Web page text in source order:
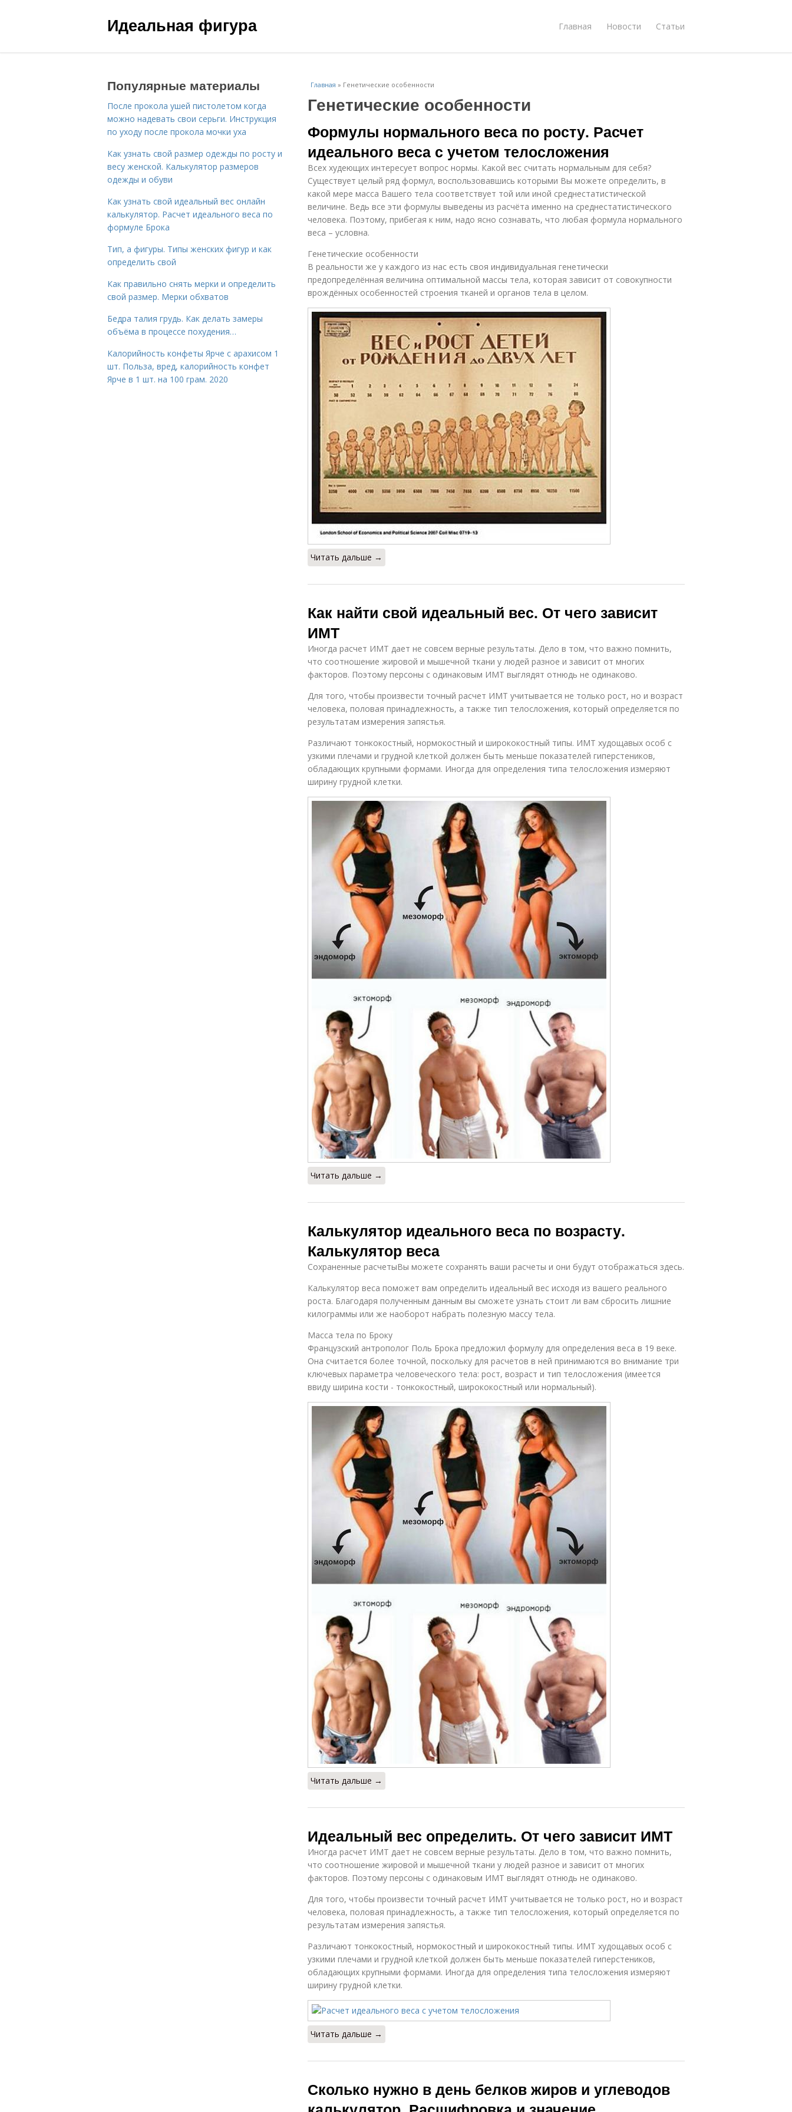
Идеальная фигура Главная Новости Статьи
Главная » Генетические особенности
Генетические особенности
Формулы нормального веса по росту. Расчет
идеального веса с учетом телосложения
Всех худеющих интересует вопрос нормы. Какой вес считать нормальным для себя?
Существует целый ряд формул, воспользовавшись которыми Вы можете определить, в
какой мере масса Вашего тела соответствует той или иной среднестатистической
величине. Ведь все эти формулы выведены из расчёта именно на среднестатистического
человека. Поэтому, прибегая к ним, надо ясно сознавать, что любая формула нормального
веса – условна.
Генетические особенности
В реальности же у каждого из нас есть своя индивидуальная генетически
предопределённая величина оптимальной массы тела, которая зависит от совокупности
врождённых особенностей строения тканей и органов тела в целом.
Читать дальше →
Как найти свой идеальный вес. От чего зависит
ИМТ
Иногда расчет ИМТ дает не совсем верные результаты. Дело в том, что важно помнить,
что соотношение жировой и мышечной ткани у людей разное и зависит от многих
факторов. Поэтому персоны с одинаковым ИМТ выглядят отнюдь не одинаково.
Для того, чтобы произвести точный расчет ИМТ учитывается не только рост, но и возраст
человека, половая принадлежность, а также тип телосложения, который определяется по
результатам измерения запястья.
Различают тонкокостный, нормокостный и ширококостный типы. ИМТ худощавых особ с
узкими плечами и грудной клеткой должен быть меньше показателей гиперстеников,
обладающих крупными формами. Иногда для определения типа телосложения измеряют
ширину грудной клетки.
Читать дальше →
Калькулятор идеального веса по возрасту.
Калькулятор веса
Сохраненные расчетыВы можете сохранять ваши расчеты и они будут отображаться здесь.
Калькулятор веса поможет вам определить идеальный вес исходя из вашего реального
роста. Благодаря полученным данным вы сможете узнать стоит ли вам сбросить лишние
килограммы или же наоборот набрать полезную массу тела.
Масса тела по Броку
Французский антрополог Поль Брока предложил формулу для определения веса в 19 веке.
Она считается более точной, поскольку для расчетов в ней принимаются во внимание три
ключевых параметра человеческого тела: рост, возраст и тип телосложения (имеется
ввиду ширина кости - тонкокостный, ширококостный или нормальный).
Читать дальше →
Идеальный вес определить. От чего зависит ИМТ
Иногда расчет ИМТ дает не совсем верные результаты. Дело в том, что важно помнить,
что соотношение жировой и мышечной ткани у людей разное и зависит от многих
факторов. Поэтому персоны с одинаковым ИМТ выглядят отнюдь не одинаково.
Для того, чтобы произвести точный расчет ИМТ учитывается не только рост, но и возраст
человека, половая принадлежность, а также тип телосложения, который определяется по
результатам измерения запястья.
Различают тонкокостный, нормокостный и ширококостный типы. ИМТ худощавых особ с
узкими плечами и грудной клеткой должен быть меньше показателей гиперстеников,
обладающих крупными формами. Иногда для определения типа телосложения измеряют
ширину грудной клетки.
Читать дальше →
Сколько нужно в день белков жиров и углеводов
Популярные материалы
После прокола ушей пистолетом когда
можно надевать свои серьги. Инструкция
по уходу после прокола мочки уха
Как узнать свой размер одежды по росту и
весу женской. Калькулятор размеров
одежды и обуви
Как узнать свой идеальный вес онлайн
калькулятор. Расчет идеального веса по
формуле Брока
Тип, а фигуры. Типы женских фигур и как
определить свой
Как правильно снять мерки и определить
свой размер. Мерки обхватов
Бедра талия грудь. Как делать замеры
объёма в процессе похудения…
Калорийность конфеты Ярче с арахисом 1
шт. Польза, вред, калорийность конфет
Ярче в 1 шт. на 100 грам. 2020